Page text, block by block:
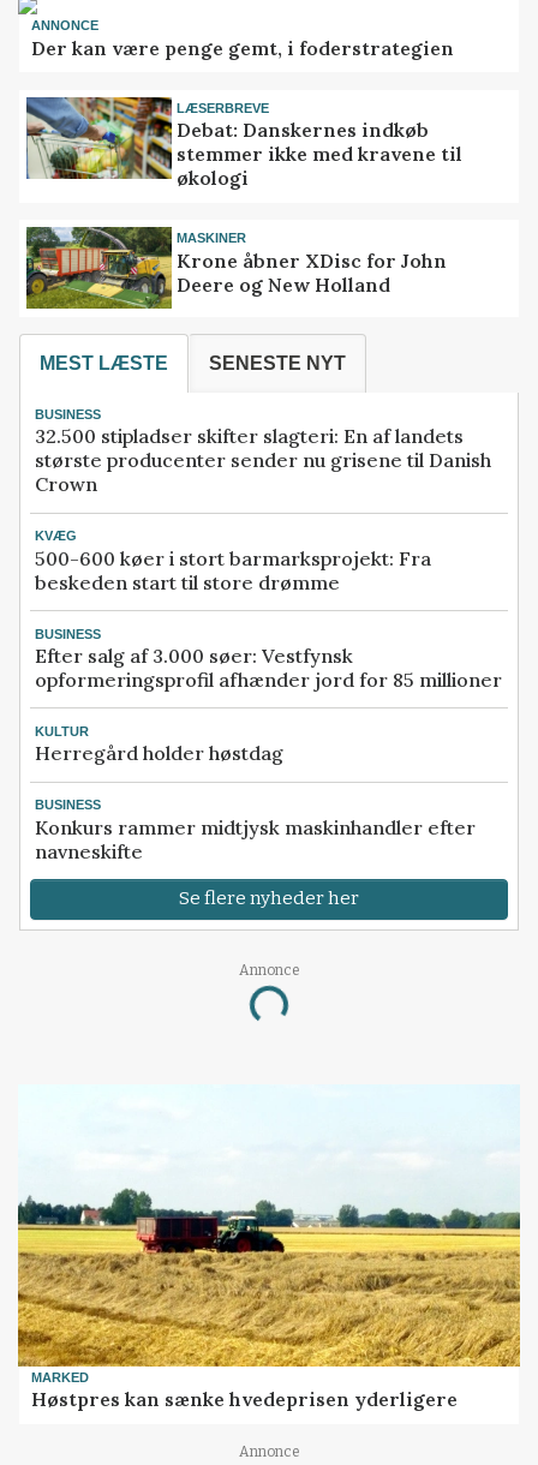
ANNONCE
Der kan være penge gemt, i foderstrategien
LÆSERBREVE
Debat: Danskernes indkøb
stemmer ikke med kravene til
økologi
MASKINER
Krone åbner XDisc for John
Deere og New Holland
MEST LÆSTE SENESTE NYT
BUSINESS
32.500 stipladser skifter slagteri: En af landets
største producenter sender nu grisene til Danish
Crown
KVÆG
500-600 køer i stort barmarksprojekt: Fra
beskeden start til store drømme
BUSINESS
Efter salg af 3.000 søer: Vestfynsk
opformeringsprofil afhænder jord for 85 millioner
KULTUR
Herregård holder høstdag
BUSINESS
Konkurs rammer midtjysk maskinhandler efter
navneskifte
Se flere nyheder her
Annonce
Loading...
MARKED
Høstpres kan sænke hvedeprisen yderligere
Annonce